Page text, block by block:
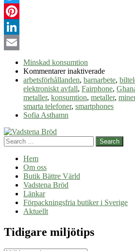
Twitter
Pinterest
LinkedIn
Minskad konsumtion
Kommentarer inaktiveradeför
och
etik
arbetsförhållanden, barnarbete,
elektroniskt avfall, Fairphone,
metaller, konsumtion, metaller,
smarta telefoner, smartphones
Sofia Asthamn
Search
Hem
Om oss
Butik Bättre Värld
Vadstena Bröd
Länkar
Förpackningsfria butiker i Sverige
Aktuellt
Tidigare miljötips